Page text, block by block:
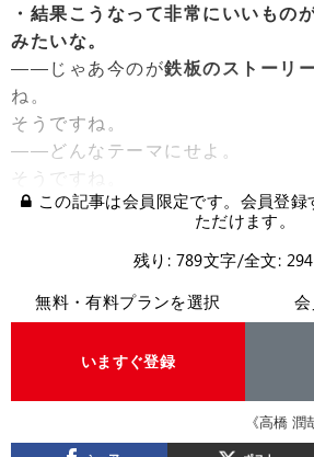
・結果こうなって非常にいいもの
みたいな。
――じゃあ今のが鉄板のストーリ
ね。
そうですね。
――どんなテーマにせよ。
そうですね。
この記事は会員限定です。会員登
ただけます。
残り: 789文字/全文:
無料・有料プランを選択
いますぐ登録
《高橋